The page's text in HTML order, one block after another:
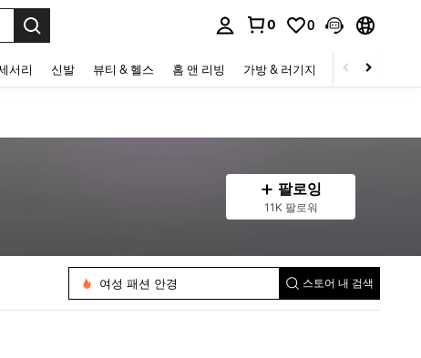
0 0
서리 신발 뷰티 & 헬스 홈 앤 리빙 가방 & 러기지 스포츠 & 아웃
팔로잉
11K 팔로워
여성 패션 안경
여성 안경
스토어 내 검색